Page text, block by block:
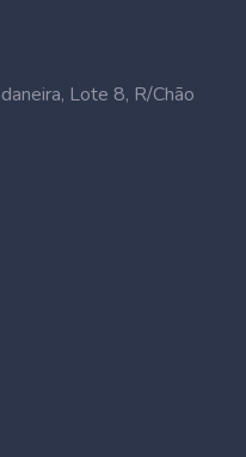
Lote 8, R/Chão